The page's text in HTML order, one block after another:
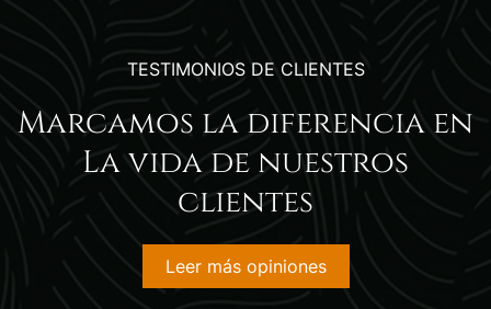
TESTIMONIOS DE CLIENTES
Marcamos la diferencia en
La vida de nuestros
clientes
Leer más opiniones